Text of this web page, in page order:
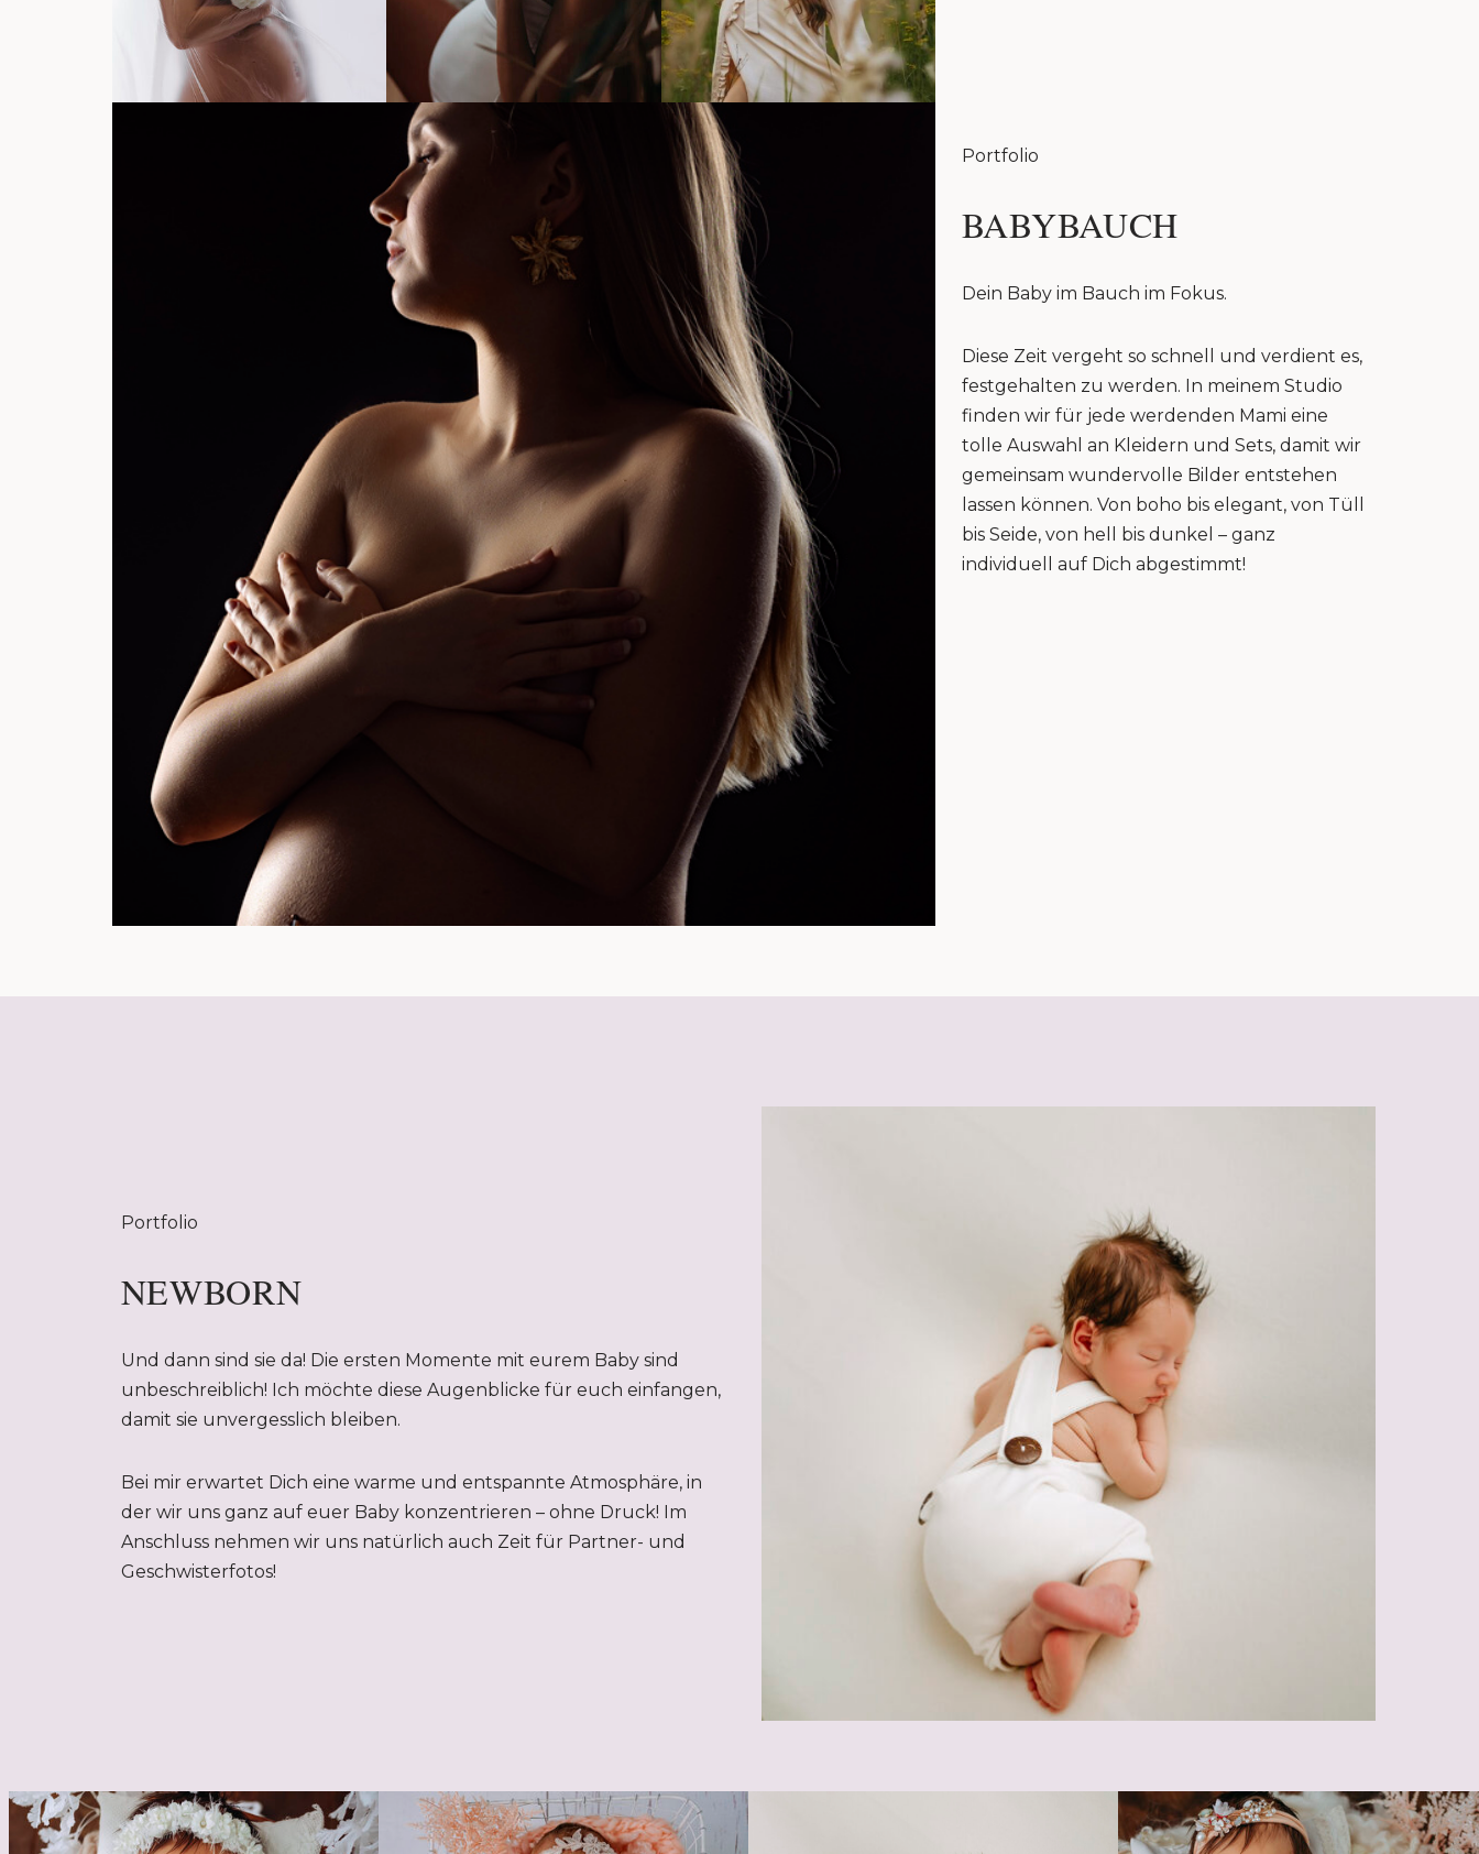
Portfolio
BABYBAUCH
Dein Baby im Bauch im Fokus.
Diese Zeit vergeht so schnell und verdient es,
festgehalten zu werden. In meinem Studio
finden wir für jede werdenden Mami eine
tolle Auswahl an Kleidern und Sets, damit wir
gemeinsam wundervolle Bilder entstehen
lassen können. Von boho bis elegant, von Tüll
bis Seide, von hell bis dunkel – ganz
individuell auf Dich abgestimmt!
Portfolio
NEWBORN
Und dann sind sie da! Die ersten Momente mit eurem Baby sind
unbeschreiblich! Ich möchte diese Augenblicke für euch einfangen,
damit sie unvergesslich bleiben.
Bei mir erwartet Dich eine warme und entspannte Atmosphäre, in
der wir uns ganz auf euer Baby konzentrieren – ohne Druck! Im
Anschluss nehmen wir uns natürlich auch Zeit für Partner- und
Geschwisterfotos!